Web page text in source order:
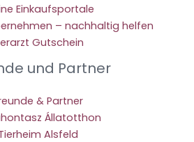
Einkaufsportale
– nachhaltig helfen
Gutschein
und Partner
& Partner
Állatotthon
Alsfeld